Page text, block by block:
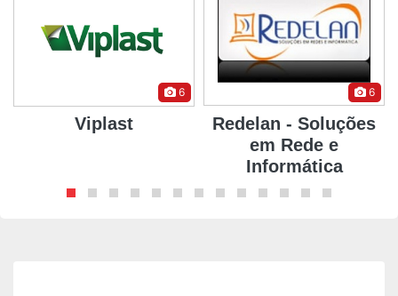
6
Viplast
6
Redelan - Soluções
em Rede e
Informática